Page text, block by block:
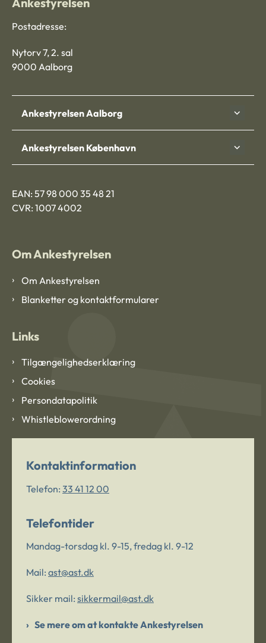
Postadresse:
Nytorv 7, 2. sal
9000 Aalborg
Ankestyrelsen Aalborg
Ankestyrelsen København
EAN: 57 98 000 35 48 21
CVR: 1007 4002
Om Ankestyrelsen
Om Ankestyrelsen
Blanketter og kontaktformularer
Links
Tilgængelighedserklæring
Cookies
Persondatapolitik
Whistleblowerordning
Kontaktinformation
Telefon: 33 41 12 00
Telefontider
Mandag-torsdag kl. 9-15, fredag kl. 9-12
Mail: ast@ast.dk
Sikker mail: sikkermail@ast.dk
Se mere om at kontakte Ankestyrelsen